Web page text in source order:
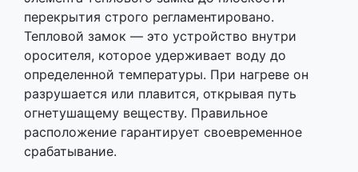
перекрытия строго регламентировано.
Тепловой замок — это устройство внутри
оросителя, которое удерживает воду до
определенной температуры. При нагреве он
разрушается или плавится, открывая путь
огнетушащему веществу. Правильное
расположение гарантирует своевременное
срабатывание.